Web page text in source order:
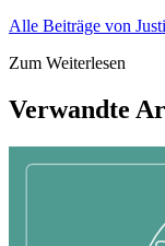
Alle Beiträge von
Zum Weiterlesen
Verwandte